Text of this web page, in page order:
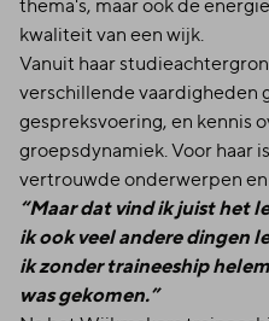
thema's, maar ook de
kwaliteit van een wijk.
Vanuit haar
verschillende vaardigheden
gespreksvoering, en kennis
groepsdynamiek. Voor haar
vertrouwde onderwerpen
“Maar dat vind ik juist het
ik ook veel andere dingen
ik zonder traineeship
was gekomen.”